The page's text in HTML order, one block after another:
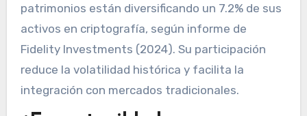
patrimonios están diversificando un 7.2% de sus
activos en criptografía, según informe de
Fidelity Investments (2024). Su participación
reduce la volatilidad histórica y facilita la
integración con mercados tradicionales.